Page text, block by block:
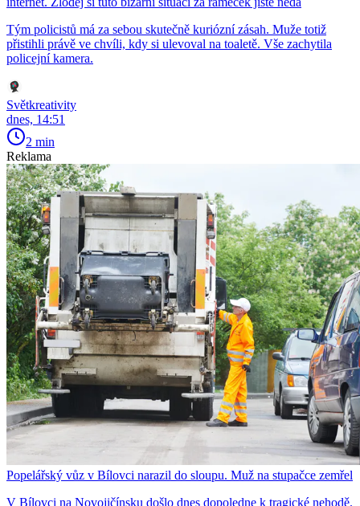
Tým policistů má za sebou skutečně kuriózní zásah. Muže totiž
přistihli právě ve chvíli, kdy si ulevoval na toaletě. Vše zachytila
policejní kamera.
Světkreativity
dnes, 14:51
2 min
Reklama
Popelářský vůz v Bílovci narazil do sloupu. Muž na stupačce zemřel
V Bílovci na Novojičínsku došlo dnes dopoledne k tragické nehodě.